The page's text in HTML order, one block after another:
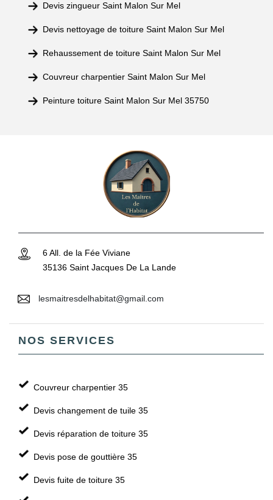
Devis zingueur Saint Malon Sur Mel
Devis nettoyage de toiture Saint Malon Sur Mel
Rehaussement de toiture Saint Malon Sur Mel
Couvreur charpentier Saint Malon Sur Mel
Peinture toiture Saint Malon Sur Mel 35750
6 All. de la Fée Viviane
35136 Saint Jacques De La Lande
lesmaitresdelhabitat@gmail.com
NOS SERVICES
Couvreur charpentier 35
Devis changement de tuile 35
Devis réparation de toiture 35
Devis pose de gouttière 35
Devis fuite de toiture 35